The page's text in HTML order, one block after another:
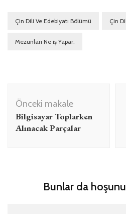
Çin Dili Ve Edebiyatı Bölümü Çin
Mezunları Ne iş Yapar:
dolaşımı
Önceki makale
Bilgisayar Toplarken
Alınacak Parçalar
Bunlar da